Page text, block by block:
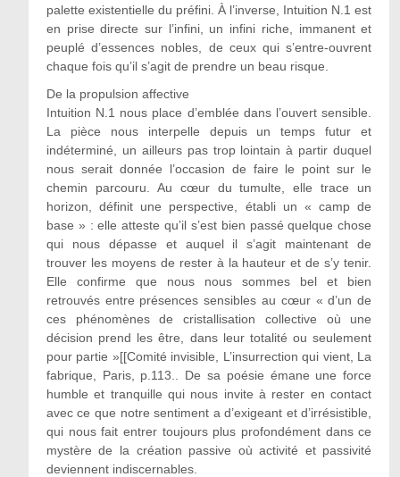
palette existentielle du préfini. À l’inverse, Intuition N.1 est
en prise directe sur l’infini, un infini riche, immanent et
peuplé d’essences nobles, de ceux qui s’entre-ouvrent
chaque fois qu’il s’agit de prendre un beau risque.
De la propulsion affective
Intuition N.1 nous place d’emblée dans l’ouvert sensible.
La pièce nous interpelle depuis un temps futur et
indéterminé, un ailleurs pas trop lointain à partir duquel
nous serait donnée l’occasion de faire le point sur le
chemin parcouru. Au cœur du tumulte, elle trace un
horizon, définit une perspective, établi un « camp de
base » : elle atteste qu’il s’est bien passé quelque chose
qui nous dépasse et auquel il s’agit maintenant de
trouver les moyens de rester à la hauteur et de s’y tenir.
Elle confirme que nous nous sommes bel et bien
retrouvés entre présences sensibles au cœur « d’un de
ces phénomènes de cristallisation collective où une
décision prend les être, dans leur totalité ou seulement
pour partie »[[Comité invisible, L’insurrection qui vient, La
fabrique, Paris, p.113.. De sa poésie émane une force
humble et tranquille qui nous invite à rester en contact
avec ce que notre sentiment a d’exigeant et d’irrésistible,
qui nous fait entrer toujours plus profondément dans ce
mystère de la création passive où activité et passivité
deviennent indiscernables.